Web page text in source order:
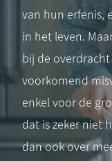
Over de notaris
Rekenmodules
van hun erfenis,
in het leven.
bij de overdracht
voorkomend
enkel voor de
dat is zeker niet
dan ook over